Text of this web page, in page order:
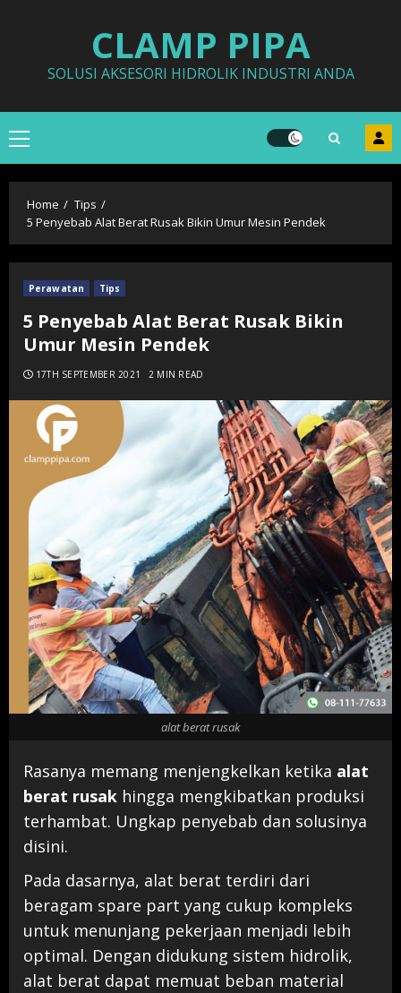
CLAMP PIPA
SOLUSI AKSESORI HIDROLIK INDUSTRI ANDA
Primary
Menu
Home
Tips
5 Penyebab Alat Berat Rusak Bikin Umur Mesin Pendek
Perawatan Tips
5 Penyebab Alat Berat Rusak Bikin
Umur Mesin Pendek
17TH SEPTEMBER 2021 2 MIN READ
alat berat rusak
Rasanya memang menjengkelkan ketika alat
berat rusak hingga mengkibatkan produksi
terhambat. Ungkap penyebab dan solusinya
disini.
Pada dasarnya, alat berat terdiri dari
beragam spare part yang cukup kompleks
untuk menunjang pekerjaan menjadi lebih
optimal. Dengan didukung sistem hidrolik,
alat berat dapat memuat beban material